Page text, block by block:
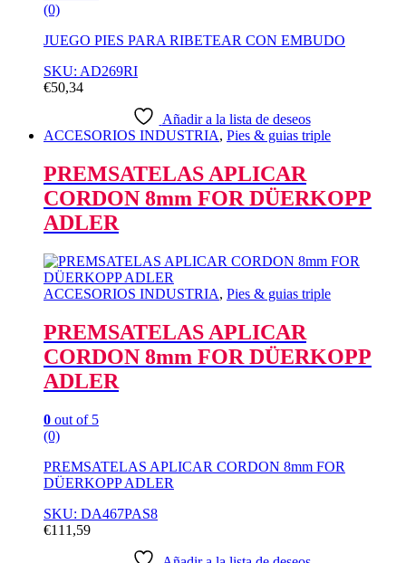
(0)
JUEGO PIES PARA RIBETEAR CON EMBUDO
SKU: AD269RI
€50,34
Añadir a la lista de deseos
ACCESORIOS INDUSTRIA, Pies & guias triple
PREMSATELAS APLICAR
CORDON 8mm FOR DÜERKOPP
ADLER
ACCESORIOS INDUSTRIA, Pies & guias triple
PREMSATELAS APLICAR
CORDON 8mm FOR DÜERKOPP
ADLER
0 out of 5
(0)
PREMSATELAS APLICAR CORDON 8mm FOR
DÜERKOPP ADLER
SKU: DA467PAS8
€111,59